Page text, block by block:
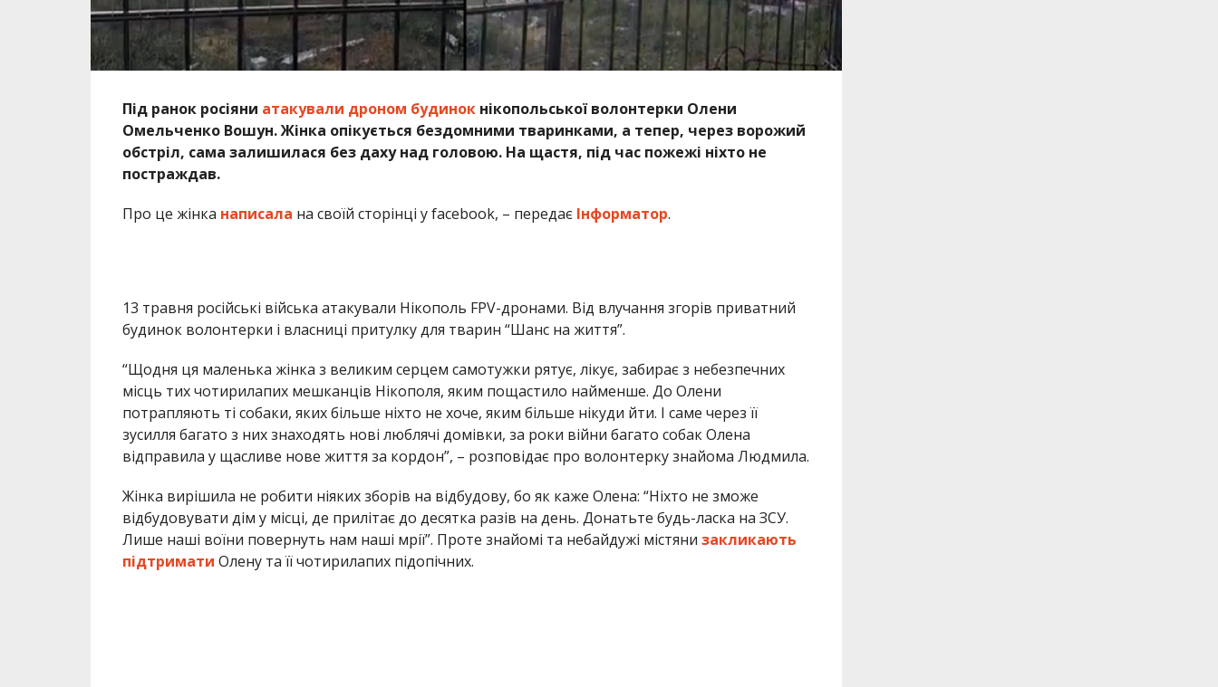
13 травня російські війська атакували Нікополь FPV-дронами. Від влучання згорів приватний
будинок волонтерки і власниці притулку для тварин “Шанс на життя”.
“Щодня ця маленька жінка з великим серцем самотужки рятує, лікує, забирає з небезпечних
місць тих чотирилапих мешканців Нікополя, яким пощастило найменше. До Олени
потрапляють ті собаки, яких більше ніхто не хоче, яким більше нікуди йти. І саме через її
зусилля багато з них знаходять нові люблячі домівки, за роки війни багато собак Олена
відправила у щасливе нове життя за кордон”, – розповідає про волонтерку знайома Людмила.
підтриматиОлену та її чотирилапих підопічних.